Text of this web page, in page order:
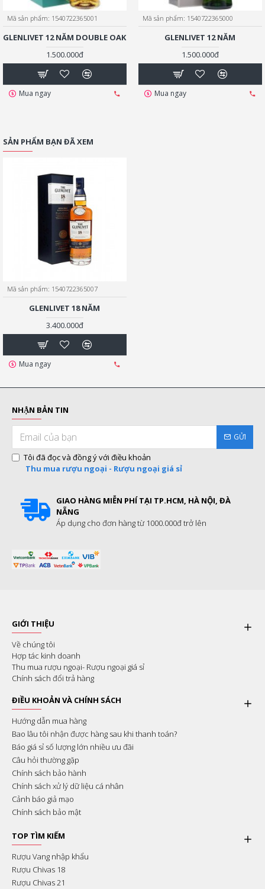
Mã sản phẩm: 1540722365001
GLENLIVET 12 NĂM DOUBLE OAK
1.500.000đ
Mua ngay
Mã sản phẩm: 1540722365000
GLENLIVET 12 NĂM
1.500.000đ
Mua ngay
SẢN PHẨM BẠN ĐÃ XEM
Mã sản phẩm: 1540722365007
GLENLIVET 18 NĂM
3.400.000đ
Mua ngay
NHẬN BẢN TIN
GỬI
Tôi đã đọc và đồng ý với điều khoản
Thu mua rượu ngoại - Rượu ngoại giá sỉ
GIAO HÀNG MIỄN PHÍ TẠI TP.HCM, HÀ NỘI, ĐÀ
NẴNG
Áp dụng cho đơn hàng từ 1000.000đ trở lên
GIỚI THIỆU
Về chúng tôi
Hợp tác kinh doanh
Thu mua rượu ngoại- Rượu ngoại giá sỉ
Chính sách đổi trả hàng
ĐIỀU KHOẢN VÀ CHÍNH SÁCH
Hướng dẫn mua hàng
Bao lâu tôi nhận được hàng sau khi thanh toán?
Báo giá sỉ số lượng lớn nhiều ưu đãi
Câu hỏi thường gặp
Chính sách bảo hành
Chính sách xử lý dữ liệu cá nhân
Cảnh báo giả mạo
Chính sách bảo mật
TOP TÌM KIẾM
Rượu Vang nhập khẩu
Rượu Chivas 18
Rượu Chivas 21